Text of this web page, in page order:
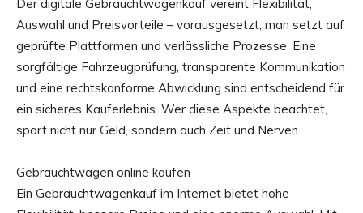
Der digitale Gebrauchtwagenkauf vereint Flexibilität,
Auswahl und Preisvorteile – vorausgesetzt, man setzt auf
geprüfte Plattformen und verlässliche Prozesse. Eine
sorgfältige Fahrzeugprüfung, transparente Kommunikation
und eine rechtskonforme Abwicklung sind entscheidend für
ein sicheres Kauferlebnis. Wer diese Aspekte beachtet,
spart nicht nur Geld, sondern auch Zeit und Nerven.
Gebrauchtwagen online kaufen
Ein Gebrauchtwagenkauf im Internet bietet hohe